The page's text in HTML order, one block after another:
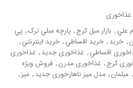
غذاخوری
علي, بازار مبل کرج, پارچه مبلي ترک, پي
, خريد, خريد اقساطي, خريد اينترنتي,
اقساطي, غذاخوری جديد, غذاخوری
کرج, غذاخوری مدرن, فروش ويژه
, مبلمان, مدل میز ناهارخوری جديد, میز ,